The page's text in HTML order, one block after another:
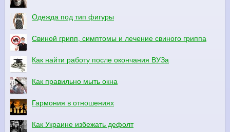
Одежда под тип фигуры
Свиной грипп, симптомы и лечение свиного гриппа
Как найти работу после окончания ВУЗа
Как правильно мыть окна
Гармония в отношениях
Как Украине избежать дефолт